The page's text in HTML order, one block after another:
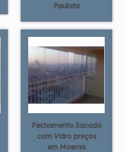
Paulista
Fechamento Sacada
com Vidro preços
em Moema